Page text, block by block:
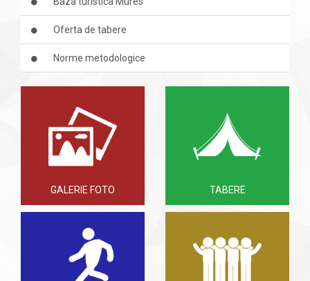
Oferta de tabere
Norme metodologice
GALERIE FOTO TABERE